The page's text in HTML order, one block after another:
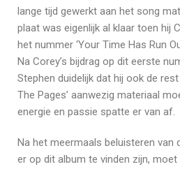
lange tijd gewerkt aan het song
plaat was eigenlijk al klaar toen hij
het nummer ‘Your Time Has Run
Na Corey’s bijdrag op dit eerste
Stephen duidelijk dat hij ook de
The Pages’ aanwezig materiaal
energie en passie spatte er van af.
Na het meermaals beluisteren van
er op dit album te vinden zijn, moet